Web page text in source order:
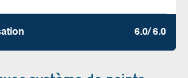
6.0/ 6.0